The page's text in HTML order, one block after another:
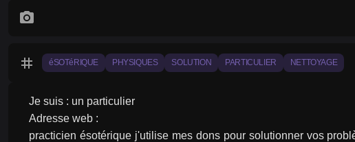
photo_camera
tag éSOTéRIQUE PHYSIQUES SOLUTION PARTICULIER NETTOYAGE
Je suis : un particulier
Adresse web :
practicien ésotérique j'utilise mes dons pour solutionner vos